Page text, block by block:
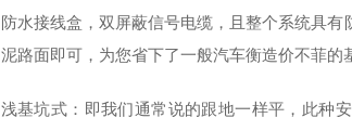
防水接线盒，双屏蔽信号电缆，且整个系统具
泥路面即可，为您省下了一般汽车衡造价不菲的
浅基坑式：即我们通常说的跟地一样平，此种